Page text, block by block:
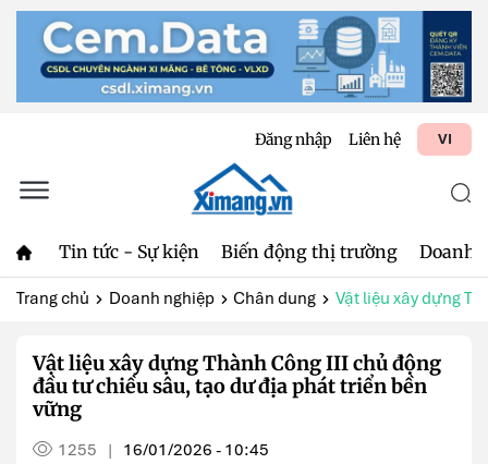
Đăng nhập Liên hệ VI
Tin tức - Sự kiện Biến động thị trường Doanh
Trang chủ Doanh nghiệp Chân dung Vật liệu xây dựng
Vật liệu xây dựng Thành Công III chủ động
đầu tư chiều sâu, tạo dư địa phát triển bền
vững
1255 | 16/01/2026 - 10:45